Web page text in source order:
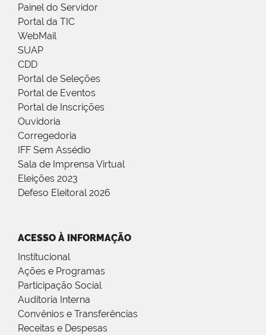
Painel do Servidor
Portal da TIC
WebMail
SUAP
CDD
Portal de Seleções
Portal de Eventos
Portal de Inscrições
Ouvidoria
Corregedoria
IFF Sem Assédio
Sala de Imprensa Virtual
Eleições 2023
Defeso Eleitoral 2026
ACESSO À INFORMAÇÃO
Institucional
Ações e Programas
Participação Social
Auditoria Interna
Convênios e Transferências
Receitas e Despesas